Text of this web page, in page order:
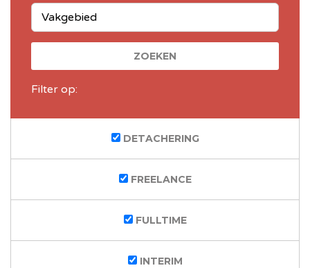
CATEGORIE
Filter op:
DETACHERING
FREELANCE
FULLTIME
INTERIM